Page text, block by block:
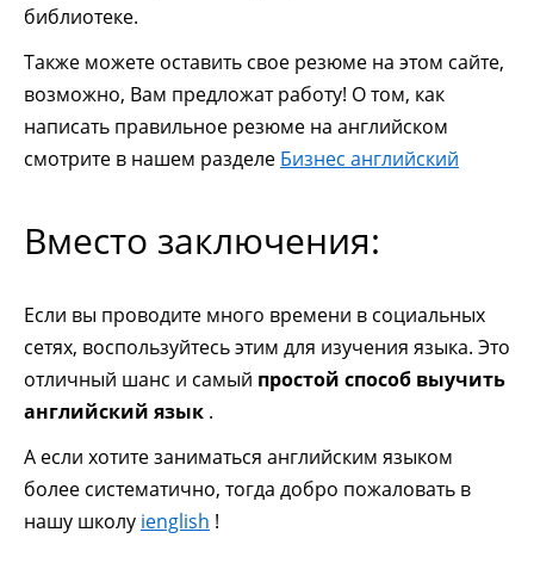
библиотеке.
Также можете оставить свое резюме на этом сайте,
возможно, Вам предложат работу! О том, как
написать правильное резюме на английском
смотрите в нашем разделе Бизнес английский
Вместо заключения:
Если вы проводите много времени в социальных
сетях, воспользуйтесь этим для изучения языка. Это
отличный шанс и самый простой способ выучить
английский язык .
А если хотите заниматься английским языком
более систематично, тогда добро пожаловать в
нашу школу ienglish !